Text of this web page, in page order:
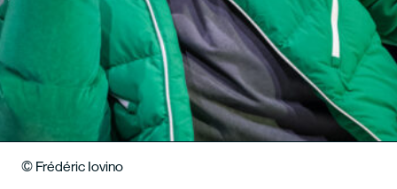
© Frédéric Iovino